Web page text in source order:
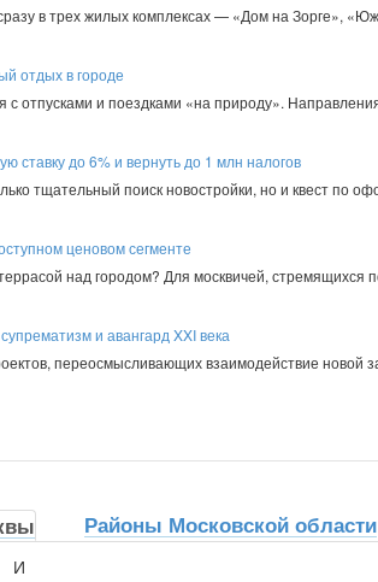
в трех жилых комплексах — «Дом на Зорге»,
отдых в городе
с отпусками и поездками «на природу».
ставку до 6% и вернуть до 1 млн налогов
тщательный поиск новостройки, но и квест по
ценовом сегменте
над городом? Для москвичей, стремящихся
и авангард XXI века
переосмысливающих взаимодействие новой
Районы Московской области
И